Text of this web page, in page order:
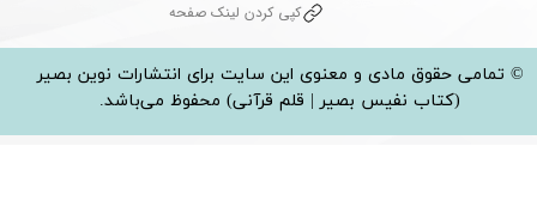
© تمامی حقوق مادی و معنوی این سایت برای انتشارات نوین بصیر
(کتاب نفیس بصیر | قلم قرآنی) محفوظ می‌باشد.
کپی کردن لینک صفحه